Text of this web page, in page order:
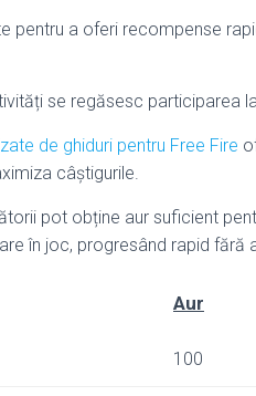
pentru a oferi recompense
se regăsesc participarea
de ghiduri pentru Free Fire
câștigurile.
pot obține aur suficient
în joc, progresând rapid fără
Aur
100